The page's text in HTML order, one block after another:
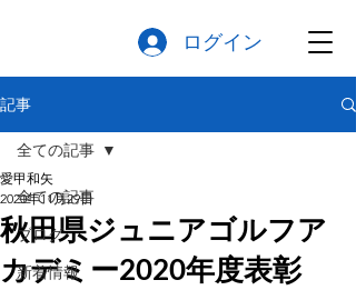
ログイン
記事
全ての記事
ブログ
新着情報
全ての記事
秋田県ジュニアゴルフア
カデミー2020年度表彰
愛甲和矢
2020年11月29日